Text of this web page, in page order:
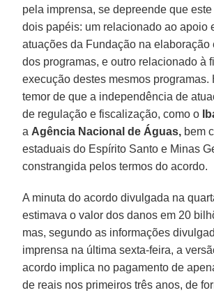
pela imprensa, se depreende que
dois papéis: um relacionado ao apoio
atuações da Fundação na elaboração
dos programas, e outro relacionado à
execução destes mesmos programas.
temor de que a independência de
de regulação e fiscalização, como o
a Agência Nacional de Águas, bem
estaduais do Espírito Santo e Minas
constrangida pelos termos do acordo.
A minuta do acordo divulgada na
estimava o valor dos danos em 20
mas, segundo as informações
imprensa na última sexta-feira, a
acordo implica no pagamento de
de reais nos primeiros três anos, de